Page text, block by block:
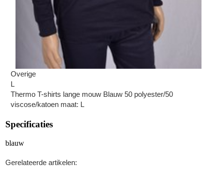
Overige
L
Thermo T-shirts lange mouw Blauw 50 polyester/50
viscose/katoen maat: L
Specificaties
blauw
Gerelateerde artikelen: